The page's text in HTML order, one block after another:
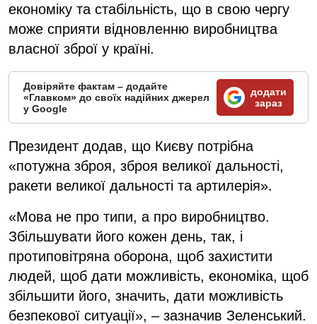
економіку та стабільність, що в свою чергу
може сприяти відновленню виробництва
власної зброї у країні.
Довіряйте фактам – додайте
«Главком» до своїх надійних джерел
у Google
додати
зараз
Президент додав, що Києву потрібна
«потужна зброя, зброя великої дальності,
ракети великої дальності та артилерія».
«Мова не про типи, а про виробництво.
Збільшувати його кожен день, так, і
протиповітряна оборона, щоб захистити
людей, щоб дати можливість, економіка, щоб
збільшити його, значить, дати можливість
безпекової ситуації», – зазначив Зеленський.